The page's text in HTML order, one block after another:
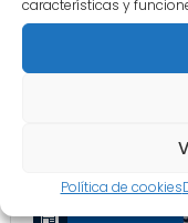
características y
Política de cookies